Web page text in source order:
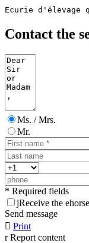
Ecurie
Contact the
Ms. / Mrs.
Mr.
* Required fields
jReceive the
Send message
 Print
r Report content